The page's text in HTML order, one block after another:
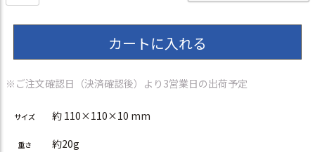
カートに入れる
※ご注文確認日（決済確認後）より3営業日の出荷予定
サイズ 約 110×110×10 mm
重さ 約20g